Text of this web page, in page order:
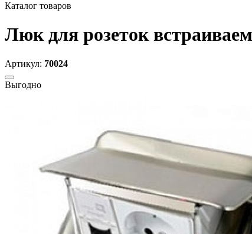
Каталог товаров
Люк для розеток
Артикул: 70024
Выгодно